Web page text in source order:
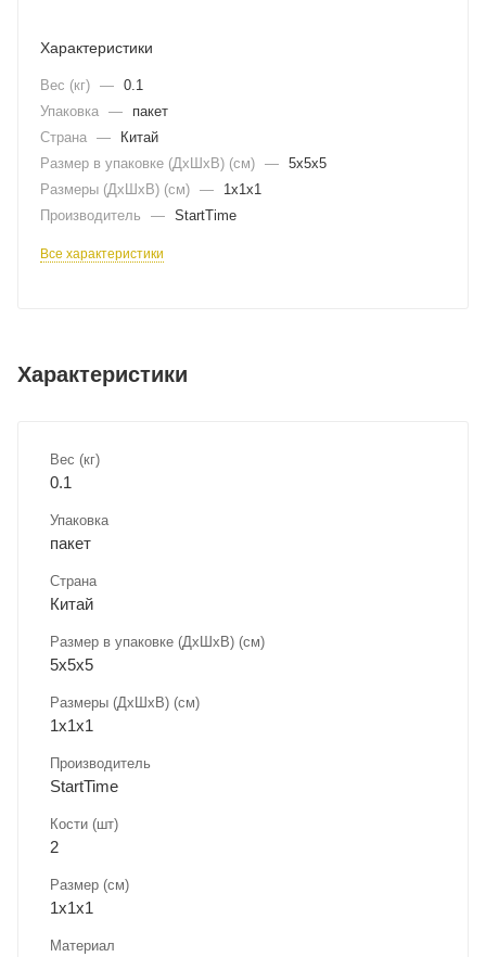
Характеристики
Вес (кг) — 0.1
Упаковка —
пакет
Страна —
Китай
Размер в упаковке (ДхШxВ) (см) — 5х5х5
Размеры (ДxШxВ) (см) —
1х1х1
Производитель
— StartTime
Все характеристики
Характеристики
Вес (кг)
0.1
Упаковка
пакет
Страна
Китай
Размер в упаковке (ДхШxВ) (см)
5х5х5
Размеры (ДxШxВ) (см)
1х1х1
Производитель
StartTime
Кости (шт)
2
Размер (см)
1х1х1
Материал